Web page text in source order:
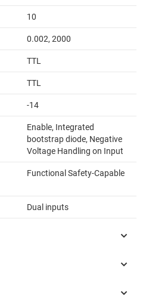
10
0.002, 2000
TTL
TTL
-14
Enable, Integrated
bootstrap diode, Negative
Voltage Handling on Input
Functional Safety-Capable
Dual inputs